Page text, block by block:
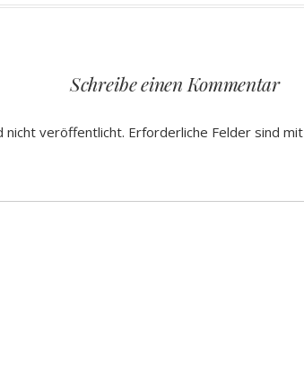
Schreibe einen Kommentar
nicht veröffentlicht. Erforderliche Felder sind mit